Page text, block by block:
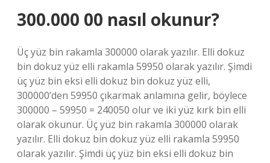
300.000 00 nasıl okunur?
Üç yüz bin rakamla 300000 olarak yazılır. Elli dokuz
bin dokuz yüz elli rakamla 59950 olarak yazılır. Şimdi
üç yüz bin eksi elli dokuz bin dokuz yüz elli,
300000’den 59950 çıkarmak anlamına gelir, böylece
300000 – 59950 = 240050 olur ve iki yüz kırk bin elli
olarak okunur. Üç yüz bin rakamla 300000 olarak
yazılır. Elli dokuz bin dokuz yüz elli rakamla 59950
olarak yazılır. Şimdi üç yüz bin eksi elli dokuz bin